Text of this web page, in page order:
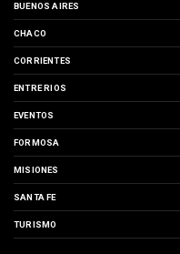
BUENOS AIRES
CHACO
CORRIENTES
ENTRE RIOS
EVENTOS
FORMOSA
MISIONES
SANTA FE
TURISMO